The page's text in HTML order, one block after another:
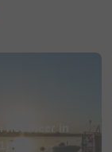
meer in